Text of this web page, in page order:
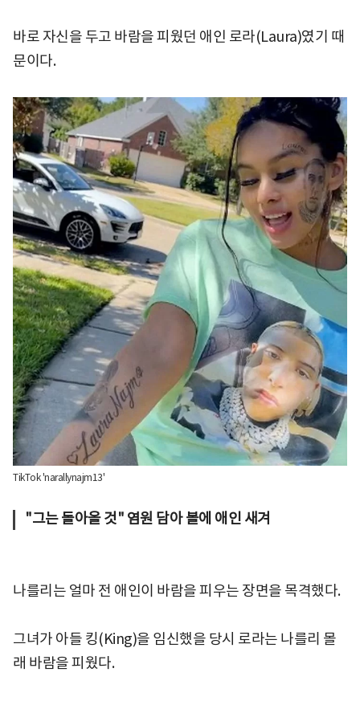
바로 자신을 두고 바람을 피웠던 애인 로라(Laura)였기 때
문이다.
TikTok 'narallynajm13'
"그는 돌아올 것" 염원 담아 볼에 애인 새겨
나를리는 얼마 전 애인이 바람을 피우는 장면을 목격했다.
그녀가 아들 킹(King)을 임신했을 당시 로라는 나를리 몰
래 바람을 피웠다.